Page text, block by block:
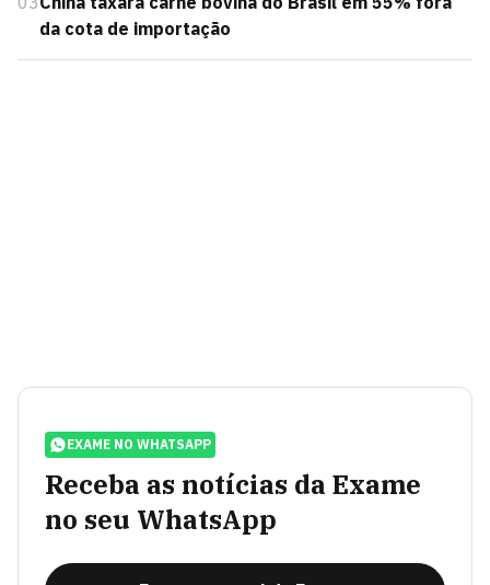
da cota de importação
EXAME NO WHATSAPP
Receba as notícias da Exame
no seu WhatsApp